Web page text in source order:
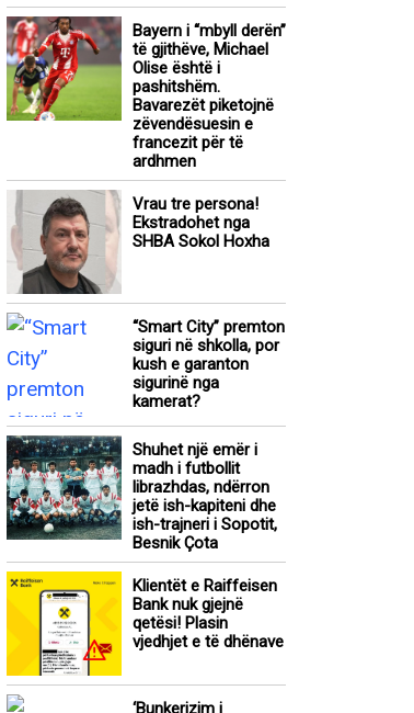
Bayern i “mbyll derën”
të gjithëve, Michael
Olise është i
pashitshëm.
Bavarezët piketojnë
zëvendësuesin e
francezit për të
ardhmen
Vrau tre persona!
Ekstradohet nga
SHBA Sokol Hoxha
“Smart City” premton
siguri në shkolla, por
kush e garanton
sigurinë nga
kamerat?
Shuhet një emër i
madh i futbollit
librazhdas, ndërron
jetë ish-kapiteni dhe
ish-trajneri i Sopotit,
Besnik Çota
Klientët e Raiffeisen
Bank nuk gjejnë
qetësi! Plasin
vjedhjet e të dhënave
‘Bunkerizim i